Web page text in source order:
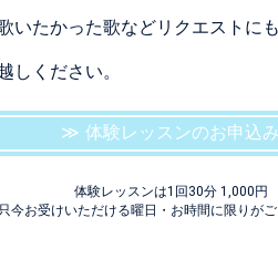
いたかった歌などリクエストに
しください。
体験レッスンのお申込み
体験レッスンは1回30分 1,000円
只今お受けいただける曜日・お時間に限りがご